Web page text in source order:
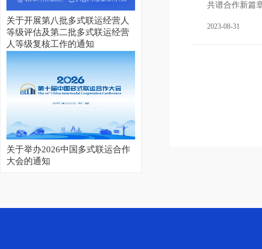
关于开展第八批多式联运经营人
等级评估及第二批多式联运经营
人等级复核工作的通知
关于举办2026中国多式联运合作
大会的通知
共谱合作新篇
2023-08-31